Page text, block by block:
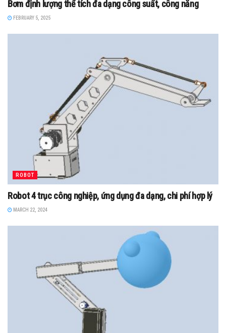
Bơm định lượng thể tích đa dạng công suất, công năng
FEBRUARY 5, 2025
ROBOT
Robot 4 trục công nghiệp, ứng dụng đa dạng, chi phí hợp lý
MARCH 22, 2024